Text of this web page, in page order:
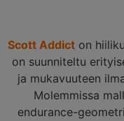
Scott Addicton
on suunniteltu
ja mukavuuteen
Molemmissa
endurance-